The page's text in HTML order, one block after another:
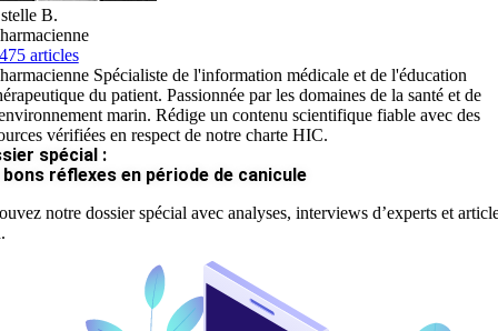
B.
articles
Spécialiste de l'information médicale et de l'éducation
du patient. Passionnée par les domaines de la santé et de
marin. Rédige un contenu scientifique fiable avec des
vérifiées en respect de notre charte HIC.
spécial :
bons réflexes en période de canicule
notre dossier spécial avec analyses, interviews d’experts et